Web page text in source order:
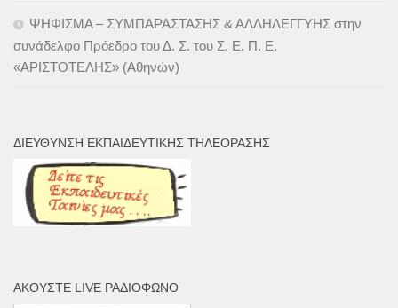
ΨΗΦΙΣΜΑ – ΣΥΜΠΑΡΑΣΤΑΣΗΣ & ΑΛΛΗΛΕΓΓΥΗΣ στην
συνάδελφο Πρόεδρο του Δ. Σ. του Σ. Ε. Π. Ε.
«ΑΡΙΣΤΟΤΕΛΗΣ» (Αθηνών)
ΔΙΕΎΘΥΝΣΗ ΕΚΠΑΙΔΕΥΤΙΚΉΣ ΤΗΛΕΌΡΑΣΗΣ
ΑΚΟΎΣΤΕ LIVE ΡΑΔΙΌΦΩΝΟ